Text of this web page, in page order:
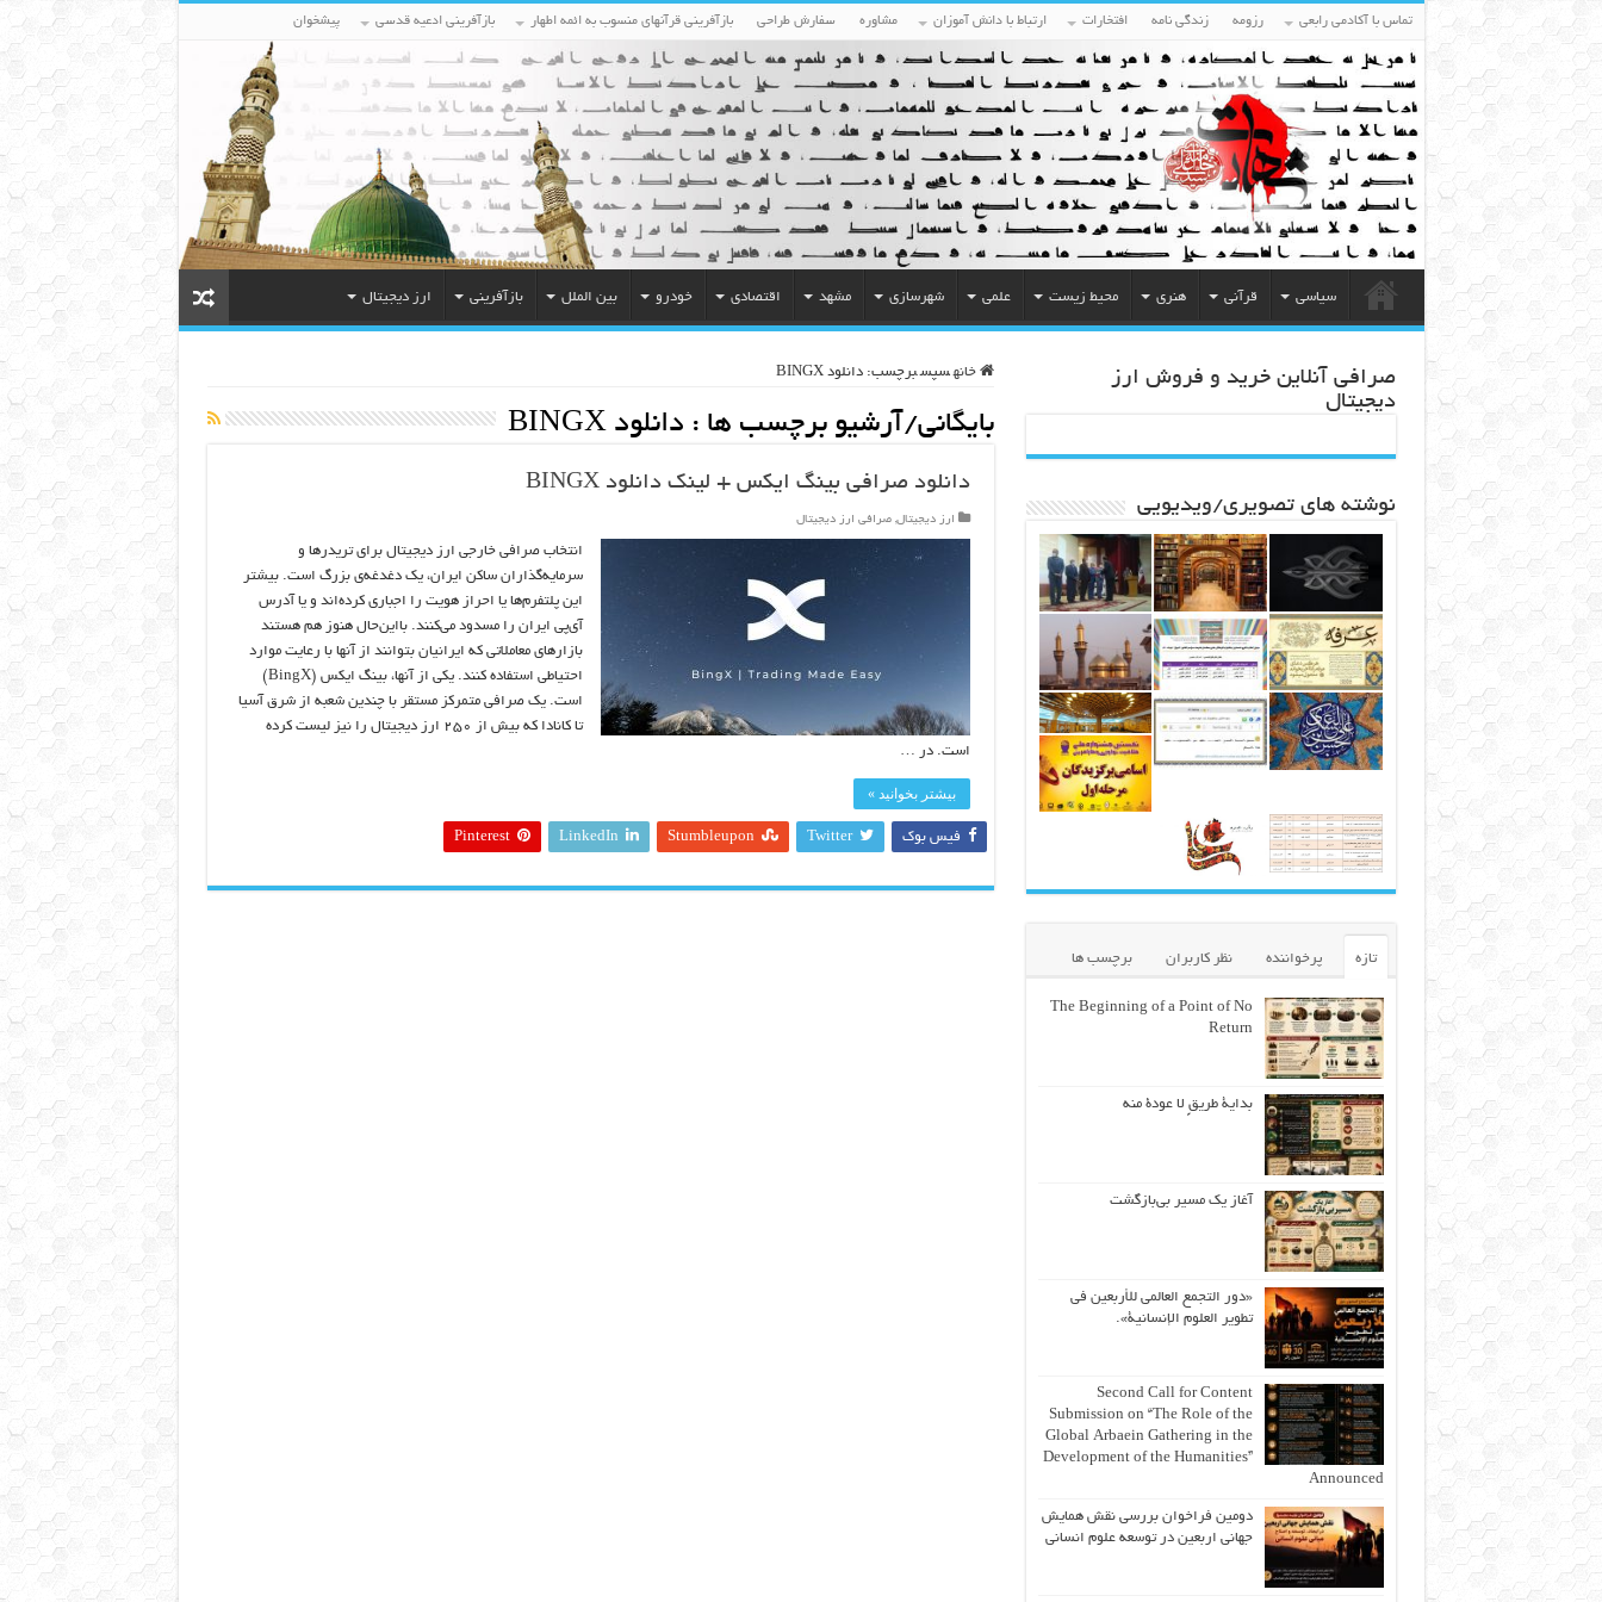
تماس با آکادمی رابعی رزومه زندگی نامه افتخارات ارتباط با دانش آموزان مشاوره سفارش طراحی بازآفرینی قرآنهای منسوب به ائمه اطهار بازآفرینی ادعیه قدسی پیشخوان
سیاسی قرآنی هنری محیط زیست علمی شهرسازی مشهد اقتصادی خودرو بین الملل بازآفرینی ارز دیجیتال
خانه سپس برچسب:دانلود BINGX
بایگانی/آرشیو برچسب ها : دانلود BINGX
دانلود صرافی بینگ ایکس + لینک دانلود BINGX
ارز دیجیتال,صرافی ارز دیجیتال
انتخاب صرافی خارجی ارز دیجیتال برای تریدرها و
سرمایه‌گذاران ساکن ایران، یک دغدغه‌ی بزرگ است. بیشتر
این پلتفرم‌ها یا احراز هویت را اجباری کرده‌اند و یا آدرس
آی‌پی ایران را مسدود می‌کنند. بااین‌حال هنوز هم هستند
بازارهای معاملاتی که ایرانیان بتوانند از آنها با رعایت موارد
احتیاطی استفاده کنند. یکی از آنها، بینگ ایکس (BingX)
است. یک صرافی متمرکز مستقر با چندین شعبه از شرق آسیا
تا کانادا که بیش از ۲۵۰ ارز دیجیتال را نیز لیست کرده
است. در …
بیشتر بخوانید »
فیس بوک Twitter
Stumbleupon
LinkedIn
Pinterest
صرافی آنلاین خرید و فروش ارز
دیجیتال
نوشته های تصویری/ویدیویی
تازه پرخواننده نظر کاربران برچسب ها
The Beginning of a Point of No
Return
بداية طريقٍ لا عودة منه
آغاز یک مسیر بی‌بازگشت
«دور التجمع العالمي للأربعين في
تطوير العلوم الإنسانية».
Second Call for Content
Submission on “The Role of the
Global Arbaein Gathering in the
Development of the Humanities”
Announced
دومین فراخوان بررسی نقش همایش
جهانی اربعین در توسعه علوم انسانی